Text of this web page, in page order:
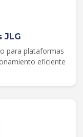
JLG
para plataformas
eficiente